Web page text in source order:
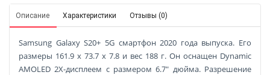
Описание Характеристики Отзывы (0)
Samsung Galaxy S20+ 5G смартфон 2020 года выпуска. Его
размеры 161.9 x 73.7 x 7.8 и вес 188 г. Он оснащен Dynamic
AMOLED 2X-дисплеем с размером 6.7" дюйма. Разрешение